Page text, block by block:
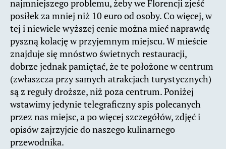
najmniejszego problemu, żeby we Florencji zjeść
posiłek za mniej niż 10 euro od osoby. Co więcej, w
tej i niewiele wyższej cenie można mieć naprawdę
pyszną kolację w przyjemnym miejscu. W mieście
znajduje się mnóstwo świetnych restauracji,
dobrze jednak pamiętać, że te położone w centrum
(zwłaszcza przy samych atrakcjach turystycznych)
są z reguły droższe, niż poza centrum. Poniżej
wstawimy jedynie telegraficzny spis polecanych
przez nas miejsc, a po więcej szczegółów, zdjęć i
opisów zajrzyjcie do naszego kulinarnego
przewodnika.